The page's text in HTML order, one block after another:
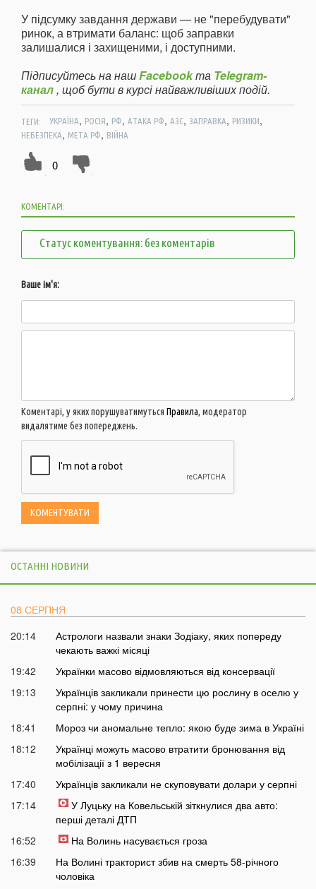
У підсумку завдання держави — не "перебудувати"
ринок, а втримати баланс: щоб заправки
залишалися і захищеними, і доступними.
Підписуйтесь на нашFacebookта Telegram-
канал, щоб бути в курсі найважливіших подій.
ТЕГИ: УКРАЇНА, РОСІЯ, РФ, АТАКА РФ, АЗС, ЗАПРАВКА, РИЗИКИ,
НЕБЕЗПЕКА, МЕТА РФ, ВІЙНА
0
КОМЕНТАРІ:
Статус коментування: без коментарів
Ваше ім'я:
Коментарі, у яких порушуватимуться Правила, модератор
видалятиме без попереджень.
ОСТАННІ НОВИНИ
08 СЕРПНЯ
20:14
Астрологи назвали знаки Зодіаку, яких попереду
чекають важкі місяці
19:42
Українки масово відмовляються від консервації
19:13
Українців закликали принести цю рослину в оселю у
серпні: у чому причина
18:41
Мороз чи аномальне тепло: якою буде зима в Україні
18:12
Українці можуть масово втратити бронювання від
мобілізації з 1 вересня
17:40
Українців закликали не скуповувати долари у серпні
17:14
У Луцьку на Ковельській зіткнулися два авто:
перші деталі ДТП
16:52
На Волинь насувається гроза
16:39
На Волині тракторист збив на смерть 58-річного
чоловіка